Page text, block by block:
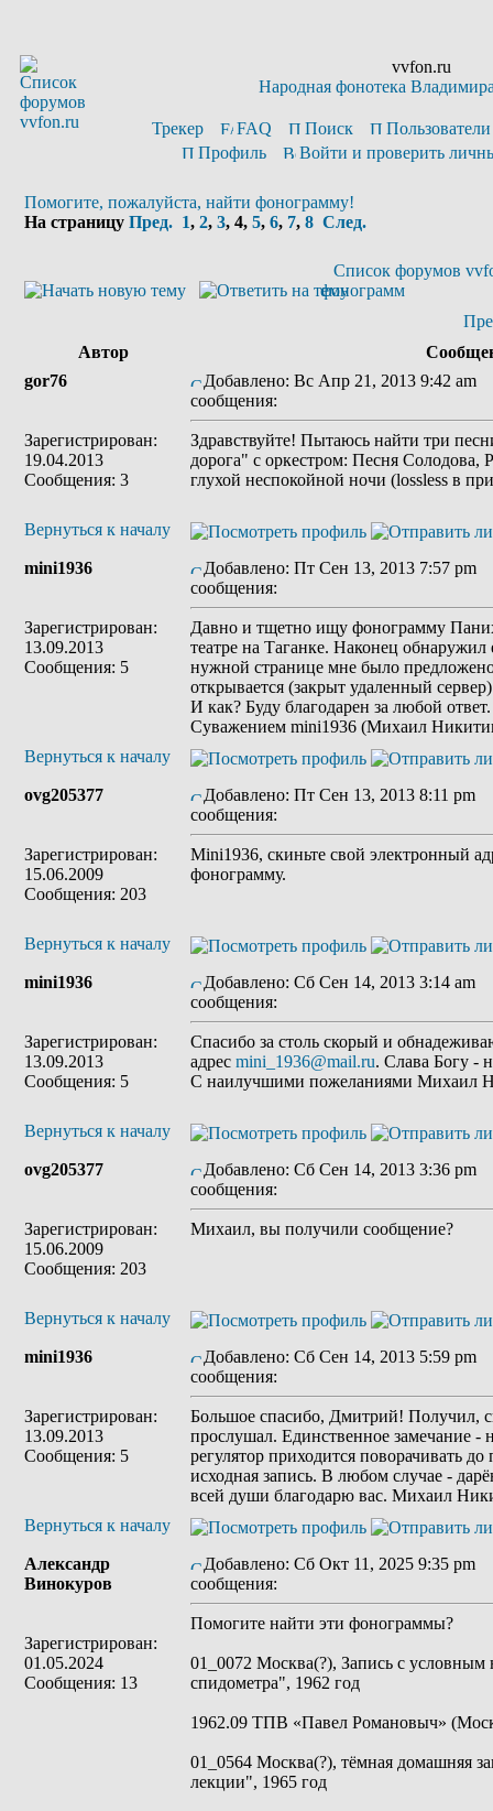
vvfon.ru
Народная фонотека
Трекер FAQ Поиск
Пользователи
Профиль
Войти и проверить
Помогите, пожалуйста, найти фонограмму!
На страницу Пред. 1, 2, 3, 4, 5, 6, 7, 8 След.
Список форумов
фонограмм
Автор
gor76
Зарегистрирован:
19.04.2013
Сообщения: 3
Добавлено: Вс Апр 21, 2013 9:42 am
сообщения:
Здравствуйте! Пытаюсь найти три
дорога" с оркестром: Песня Солодова,
глухой неспокойной ночи (lossless в
Вернуться к началу
mini1936
Зарегистрирован:
13.09.2013
Сообщения: 5
Добавлено: Пт Сен 13, 2013 7:57 pm
сообщения:
Давно и тщетно ищу фонограмму
театре на Таганке. Наконец
нужной странице мне было
открывается (закрыт удаленный
И как? Буду благодарен за любой ответ.
Суважением mini1936 (Михаил
Вернуться к началу
ovg205377
Зарегистрирован:
15.06.2009
Сообщения: 203
Добавлено: Пт Сен 13, 2013 8:11 pm
сообщения:
Mini1936, скиньте свой электронный
фонограмму.
Вернуться к началу
mini1936
Зарегистрирован:
13.09.2013
Сообщения: 5
Добавлено: Сб Сен 14, 2013 3:14 am
сообщения:
Спасибо за столь скорый и
адрес mini_1936@mail.ru. Слава Богу -
С наилучшими пожеланиями Михаил
Вернуться к началу
ovg205377
Зарегистрирован:
15.06.2009
Сообщения: 203
Добавлено: Сб Сен 14, 2013 3:36 pm
сообщения:
Михаил, вы получили сообщение?
Вернуться к началу
mini1936
Зарегистрирован:
13.09.2013
Сообщения: 5
Добавлено: Сб Сен 14, 2013 5:59 pm
сообщения:
Большое спасибо, Дмитрий! Получил,
прослушал. Единственное замечание -
регулятор приходится поворачивать
исходная запись. В любом случае -
всей души благодарю вас. Михаил
Вернуться к началу
Александр
Винокуров
Зарегистрирован:
01.05.2024
Сообщения: 13
Добавлено: Сб Окт 11, 2025 9:35 pm
сообщения:
Помогите найти эти фонограммы?
01_0072 Москва(?), Запись с условным
спидометра", 1962 год
1962.09 ТПВ «Павел Романовыч»
01_0564 Москва(?), тёмная домашняя
лекции", 1965 год